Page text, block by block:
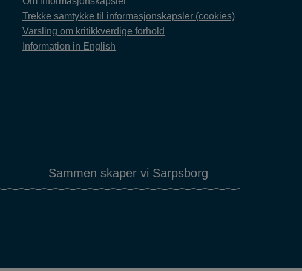
Trekke samtykke til informasjonskapsler (cookies)
Varsling om kritikkverdige forhold
Information in English
Sammen skaper vi Sarpsborg